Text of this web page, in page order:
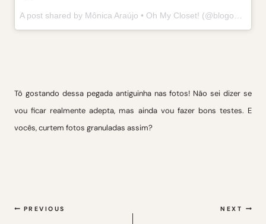
Tô gostando dessa pegada antiguinha nas fotos! Não sei dizer se
vou ficar realmente adepta, mas ainda vou fazer bons testes. E
vocês, curtem fotos granuladas assim?
Navegação
PREVIOUS NEXT